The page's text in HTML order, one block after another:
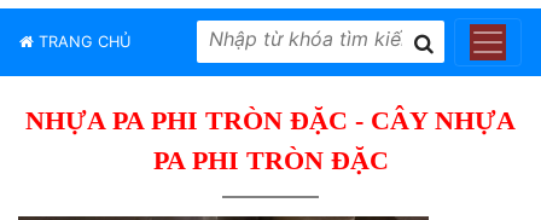
TRANG CHỦ
PHẨM
HIỆU
TIN
NHỰA PA PHI TRÒN ĐẶC - CÂY NHỰA
PA PHI TRÒN ĐẶC